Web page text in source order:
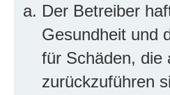
Der Betreiber
Gesundheit und
für Schäden, die
zurückzuführen